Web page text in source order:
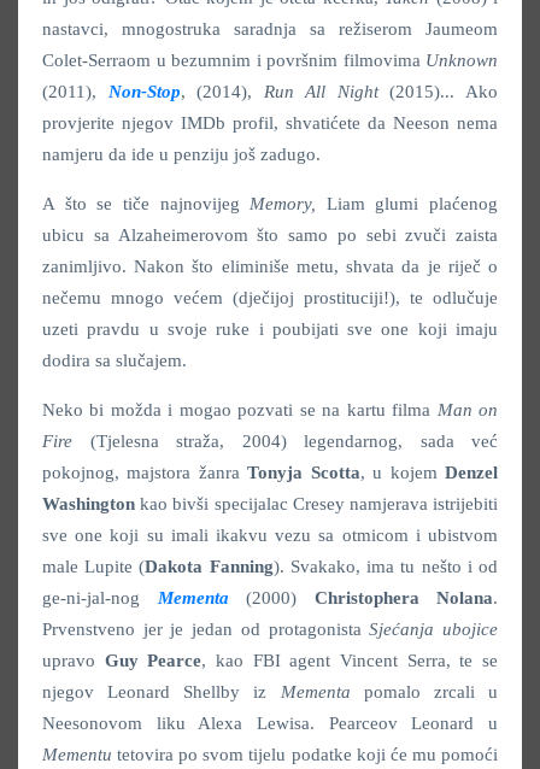
nastavci, mnogostruka saradnja sa režiserom Jaumeom
Colet-Serraom u bezumnim i površnim filmovima Unknown
(2011), Non-Stop, (2014), Run All Night(2015)... Ako
provjerite njegov IMDb profil, shvatićete da Neeson nema
namjeru da ide u penziju još zadugo.
A što se tiče najnovijeg Memory, Liam glumi plaćenog
ubicu sa Alzaheimerovom što samo po sebi zvuči zaista
zanimljivo. Nakon što eliminiše metu, shvata da je riječ o
nečemu mnogo većem (dječijoj prostituciji!), te odlučuje
uzeti pravdu u svoje ruke i poubijati sve one koji imaju
dodira sa slučajem.
Neko bi možda i mogao pozvati se na kartu filma Man on
Fire (Tjelesna straža, 2004) legendarnog, sada već
pokojnog, majstora žanraTonyja Scotta, u kojemDenzel
Washington kao bivši specijalac Cresey namjerava istrijebiti
sve one koji su imali ikakvu vezu sa otmicom i ubistvom
male Lupite (Dakota Fanning). Svakako, ima tu nešto i od
ge-ni-jal-nog Mementa (2000) Christophera Nolana.
Prvenstveno jer je jedan od protagonistaSjećanja ubojice
upravo Guy Pearce, kao FBI agent Vincent Serra, te se
njegov Leonard Shellby iz Mementa pomalo zrcali u
Neesonovom liku Alexa Lewisa. Pearceov Leonard u
Mementu tetovira po svom tijelu podatke koji će mu pomoći